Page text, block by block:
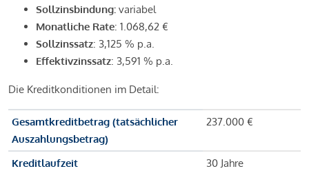
Sollzinsbindung: variabel
Monatliche Rate: 1.068,62 €
Sollzinssatz: 3,125 % p.a.
Effektivzinssatz: 3,591 % p.a.
Die Kreditkonditionen im Detail:
Gesamtkreditbetrag (tatsächlicher
Auszahlungsbetrag)
237.000 €
Kreditlaufzeit
30 Jahre